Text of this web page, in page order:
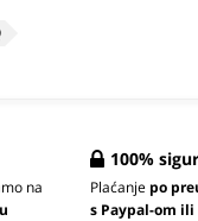
na
100%
Plaćanje po
s Paypal-om